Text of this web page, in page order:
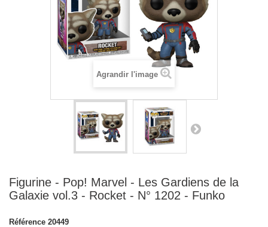
Agrandir l'image
Figurine - Pop! Marvel - Les Gardiens de la
Galaxie vol.3 - Rocket - N° 1202 - Funko
Référence 20449